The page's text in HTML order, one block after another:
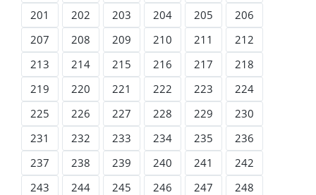
201
202 203 204 205
206
207
208 209 210 211
212
213
214 215 216 217
218
219
220 221 222 223
224
225
226 227 228 229
230
231
232 233 234 235
236
237
238 239 240 241
242
243
244 245 246 247
248